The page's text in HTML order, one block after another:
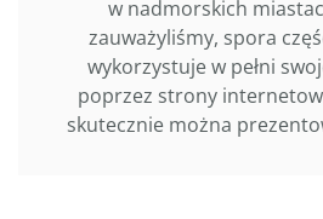
w nadmorskich
zauważyliśmy, spora
wykorzystuje w pełni
poprzez strony
skutecznie można